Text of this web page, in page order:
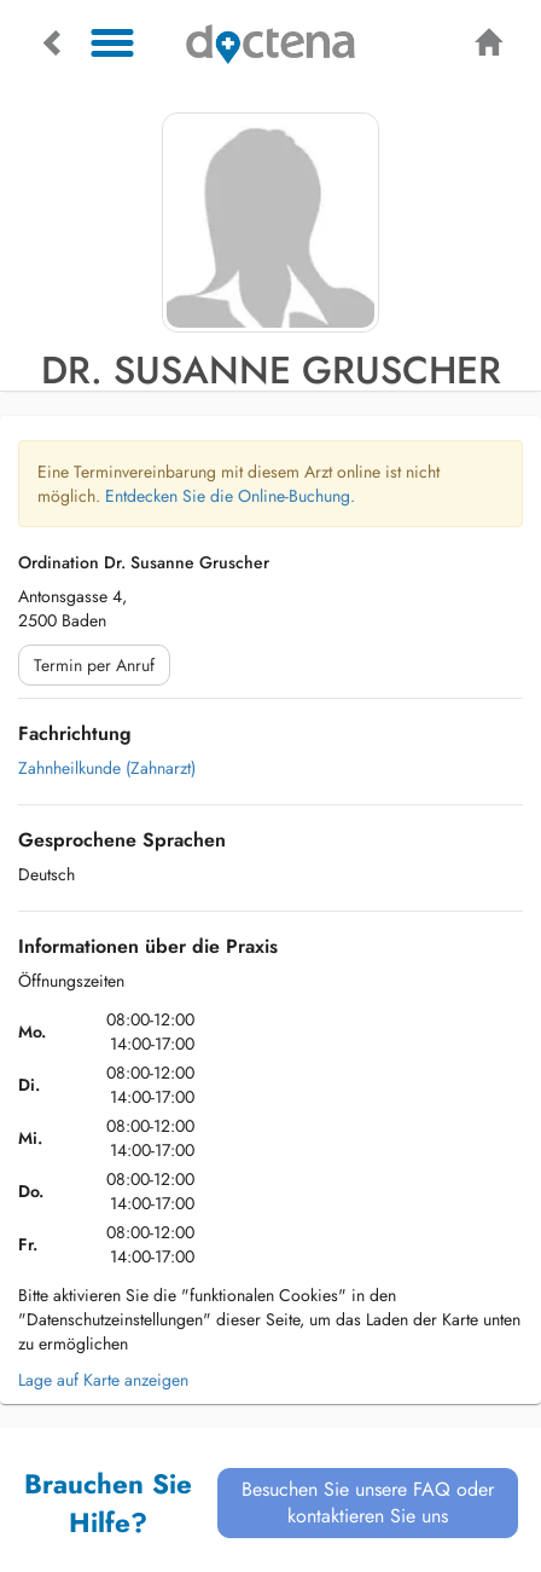
DR. SUSANNE GRUSCHER
Eine Terminvereinbarung mit diesem Arzt online ist nicht
möglich. Entdecken Sie die Online-Buchung.
Ordination Dr. Susanne Gruscher
Antonsgasse 4,
2500 Baden
Termin per Anruf
Fachrichtung
Zahnheilkunde (Zahnarzt)
Gesprochene Sprachen
Deutsch
Informationen über die Praxis
Öffnungszeiten
Mo.
08:00-12:00
14:00-17:00
Di.
08:00-12:00
14:00-17:00
Mi.
08:00-12:00
14:00-17:00
Do.
08:00-12:00
14:00-17:00
Fr.
08:00-12:00
14:00-17:00
Bitte aktivieren Sie die "funktionalen Cookies" in den
"Datenschutzeinstellungen" dieser Seite, um das Laden der Karte unten
zu ermöglichen
Lage auf Karte anzeigen
Brauchen Sie
Hilfe?
Besuchen Sie unsere FAQ oder
kontaktieren Sie uns